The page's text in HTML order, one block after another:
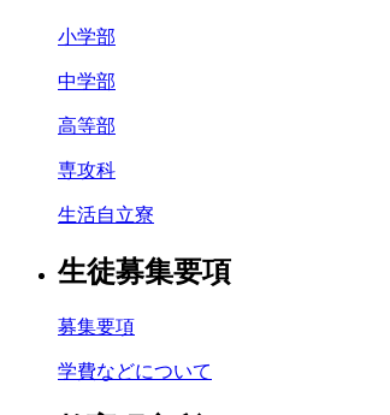
小学部
中学部
高等部
専攻科
生活自立寮
生徒募集要項
募集要項
学費などについて